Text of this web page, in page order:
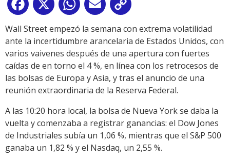
Facebook
X WhatsApp
Email
Link
Wall Street empezó la semana con extrema volatilidad
ante la incertidumbre arancelaria de Estados Unidos, con
varios vaivenes después de una apertura con fuertes
caídas de en torno el 4 %, en línea con los retrocesos de
las bolsas de Europa y Asia, y tras el anuncio de una
reunión extraordinaria de la Reserva Federal.
A las 10:20 hora local, la bolsa de Nueva York se daba la
vuelta y comenzaba a registrar ganancias: el Dow Jones
de Industriales subía un 1,06 %, mientras que el S&P 500
ganaba un 1,82 % y el Nasdaq, un 2,55 %.